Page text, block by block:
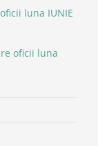
oficii luna IUNIE
oficii luna